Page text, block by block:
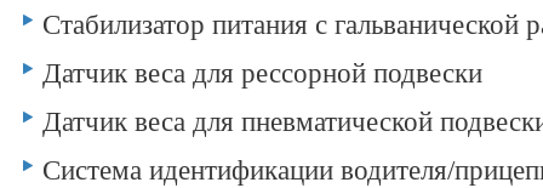
Стабилизатор питания с гальванической
Датчик веса для рессорной подвески
Датчик веса для пневматической
Система идентификации водителя/